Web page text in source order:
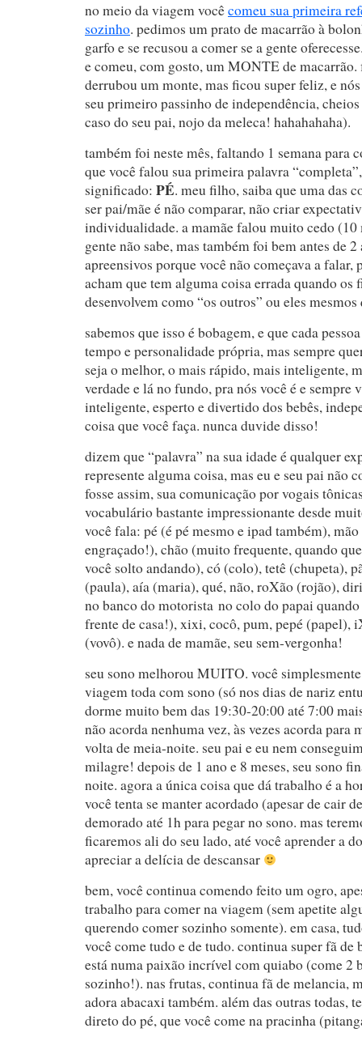
no meio da viagem vocêcomeu sua primeira
sozinho. pedimos um prato de macarrão à
garfo e se recusou a comer se a gente
e comeu, com gosto, um MONTE de
derrubou um monte, mas ficou super feliz, e
seu primeiro passinho de independência,
caso do seu pai, nojo da meleca! hahahahaha).
também foi neste mês, faltando 1 semana para
que você falou sua primeira palavra
significado: PÉ. meu filho, saiba que uma das
ser pai/mãe é não comparar, não criar
individualidade. a mamãe falou muito cedo (10
gente não sabe, mas também foi bem antes de
apreensivos porque você não começava a falar,
acham que tem alguma coisa errada quando os
desenvolvem como “os outros” ou eles mesmos
sabemos que isso é bobagem, e que cada
tempo e personalidade própria, mas sempre
seja o melhor, o mais rápido, mais inteligente,
verdade e lá no fundo, pra nós você é e sempre
inteligente, esperto e divertido dos bebês,
coisa que você faça. nunca duvide disso!
dizem que “palavra” na sua idade é qualquer
represente alguma coisa, mas eu e seu pai não
fosse assim, sua comunicação por vogais
vocabulário bastante impressionante desde
você fala: pé (é pé mesmo e ipad também), mão
engraçado!), chão (muito frequente, quando
você solto andando), có (colo), tetê (chupeta),
(paula), aía (maria), qué, não, roXão (rojão),
no banco do motorista no colo do papai
frente de casa!), xixi, cocô, pum, pepé (papel),
(vovô). e nada de mamãe, seu sem-vergonha!
seu sono melhorou MUITO. você
viagem toda com sono (só nos dias de nariz
dorme muito bem das 19:30-20:00 até 7:00
não acorda nenhuma vez, às vezes acorda para
volta de meia-noite. seu pai e eu nem
milagre! depois de 1 ano e 8 meses, seu sono
noite. agora a única coisa que dá trabalho é a
você tenta se manter acordado (apesar de cair
demorado até 1h para pegar no sono. mas
ficaremos ali do seu lado, até você aprender a
apreciar a delícia de descansar
bem, você continua comendo feito um ogro,
trabalho para comer na viagem (sem apetite
querendo comer sozinho somente). em casa,
você come tudo e de tudo. continua super fã de
está numa paixão incrível com quiabo (come 2
sozinho!). nas frutas, continua fã de melancia,
adora abacaxi também. além das outras todas,
direto do pé, que você come na pracinha